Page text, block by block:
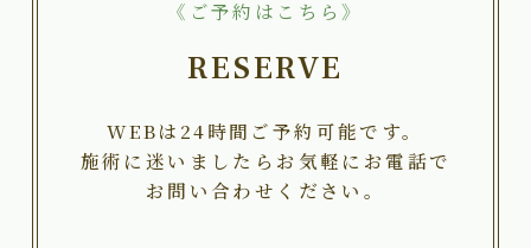
《ご予約はこちら》
RESERVE
WEBは24時間ご予約可能です。
施術に迷いましたらお気軽にお電話で
お問い合わせください。